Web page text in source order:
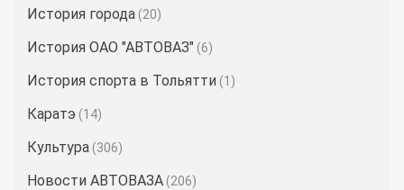
История города (20)
История ОАО "АВТОВАЗ" (6)
История спорта в Тольятти (1)
Каратэ (14)
Культура (306)
Новости АВТОВАЗА (206)